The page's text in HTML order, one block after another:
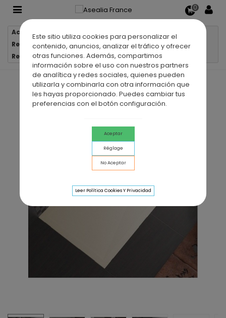
Este sitio utiliza cookies para personalizar el
contenido, anuncios, analizar el tráfico y ofrecer
otras funciones. Además, compartimos
información sobre el uso con nuestros partners
de analítica y redes sociales, quienes pueden
utilizarla y combinarla con otra información que
les hayas proporcionado. Puedes cambiar tus
preferencias con el botón configuración.
Aceptar
Réglage
No Aceptar
Leer Política Cookies Y Privacidad
0
Accueil
Receveurs de douche en résine
Receveur de douche en résine LEO